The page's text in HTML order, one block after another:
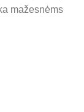
mažesnėms